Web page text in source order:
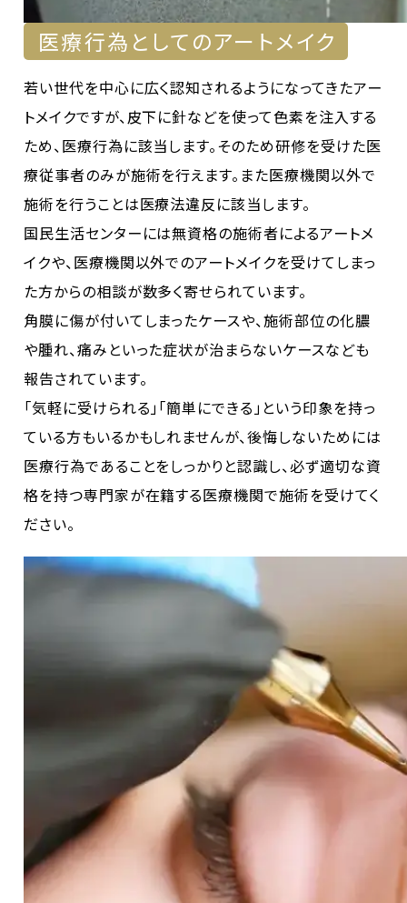
医療行為としてのアートメイク
若い世代を中心に広く認知されるようになってきたアー
トメイクですが、皮下に針などを使って色素を注入する
ため、医療行為に該当します。そのため研修を受けた医
療従事者のみが施術を行えます。また医療機関以外で
施術を行うことは医療法違反に該当します。
国民生活センターには無資格の施術者によるアートメ
イクや、医療機関以外でのアートメイクを受けてしまっ
た方からの相談が数多く寄せられています。
角膜に傷が付いてしまったケースや、施術部位の化膿
や腫れ、痛みといった症状が治まらないケースなども
報告されています。
「気軽に受けられる」「簡単にできる」という印象を持っ
ている方もいるかもしれませんが、後悔しないためには
医療行為であることをしっかりと認識し、必ず適切な資
格を持つ専門家が在籍する医療機関で施術を受けてく
ださい。